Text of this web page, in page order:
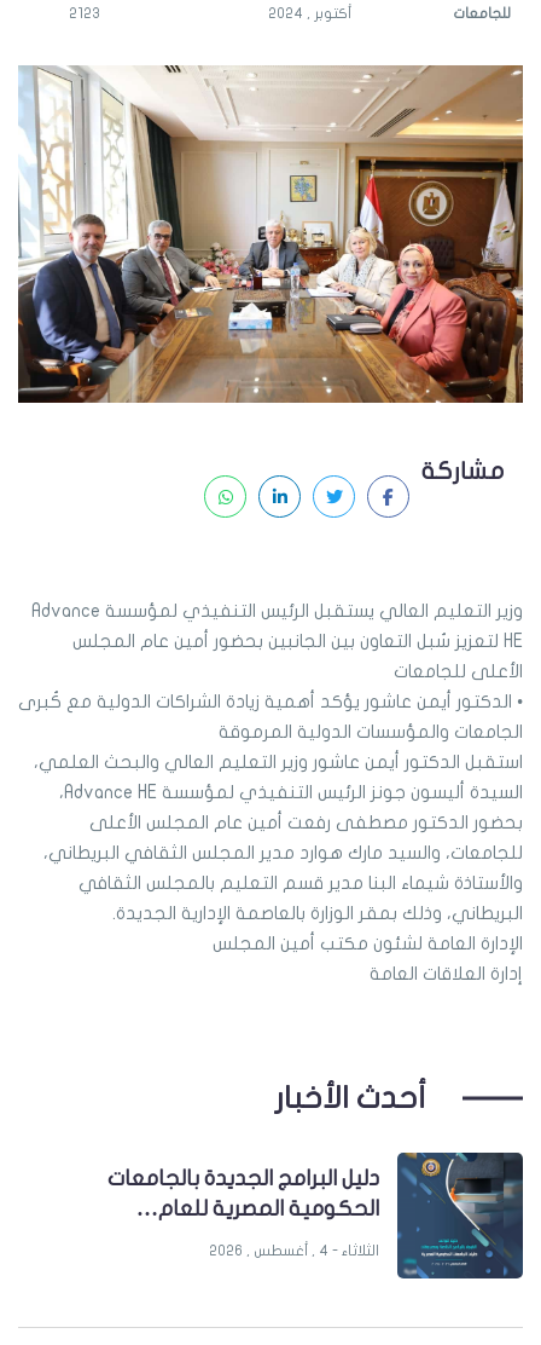
للجامعات أكتوبر , 2024 2123
مشاركة
وزير التعليم العالي يستقبل الرئيس التنفيذي لمؤسسة Advance
HE لتعزيز سُبل التعاون بين الجانبين بحضور أمين عام المجلس
الأعلى للجامعات
• الدكتور أيمن عاشور يؤكد أهمية زيادة الشراكات الدولية مع كُبرى
الجامعات والمؤسسات الدولية المرموقة
استقبل الدكتور أيمن عاشور وزير التعليم العالي والبحث العلمي،
السيدة أليسون جونز الرئيس التنفيذي لمؤسسة Advance HE،
بحضور الدكتور مصطفى رفعت أمين عام المجلس الأعلى
للجامعات، والسيد مارك هوارد مدير المجلس الثقافي البريطاني،
والأستاذة شيماء البنا مدير قسم التعليم بالمجلس الثقافي
البريطاني، وذلك بمقر الوزارة بالعاصمة الإدارية الجديدة.
الإدارة العامة لشئون مكتب أمين المجلس
إدارة العلاقات العامة
أحدث الأخبار
دليل البرامج الجديدة بالجامعات
الحكومية المصرية للعام…
الثلاثاء - 4 , أغسطس , 2026